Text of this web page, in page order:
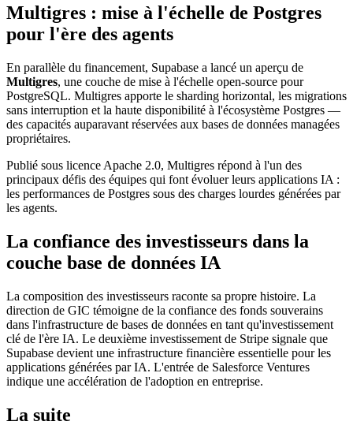
Multigres : mise à l'échelle de Postgres
pour l'ère des agents
En parallèle du financement, Supabase a lancé un aperçu de
Multigres, une couche de mise à l'échelle open-source pour
PostgreSQL. Multigres apporte le sharding horizontal, les migrations
sans interruption et la haute disponibilité à l'écosystème Postgres —
des capacités auparavant réservées aux bases de données managées
propriétaires.
Publié sous licence Apache 2.0, Multigres répond à l'un des
principaux défis des équipes qui font évoluer leurs applications IA :
les performances de Postgres sous des charges lourdes générées par
les agents.
La confiance des investisseurs dans la
couche base de données IA
La composition des investisseurs raconte sa propre histoire. La
direction de GIC témoigne de la confiance des fonds souverains
dans l'infrastructure de bases de données en tant qu'investissement
clé de l'ère IA. Le deuxième investissement de Stripe signale que
Supabase devient une infrastructure financière essentielle pour les
applications générées par IA. L'entrée de Salesforce Ventures
indique une accélération de l'adoption en entreprise.
La suite